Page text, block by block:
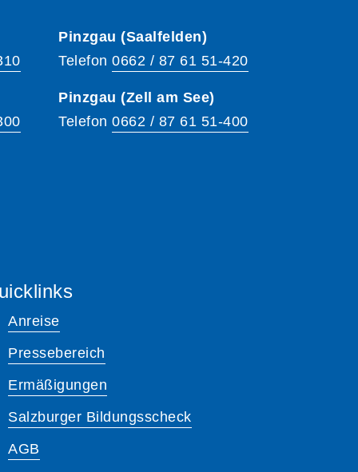
Pinzgau (Saalfelden)
Telefon 0662 / 87 61 51-420
Pinzgau (Zell am See)
Telefon 0662 / 87 61 51-400
Anreise
Pressebereich
Ermäßigungen
Salzburger Bildungsscheck
AGB